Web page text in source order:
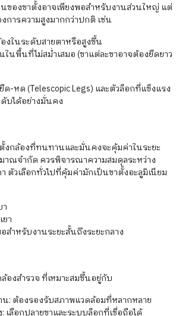
ของขาตั้งอาจเพียงพอสำหรับงานส่วนใหญ่ แต่
ารความสูงมากกว่าปกติ เช่น
งในระดับสายตาหรือสูงขึ้น
ในพื้นที่ไม่สม่ำเสมอ (ขาแต่ละขาอาจต้องยืดยาว
-หด (Telescopic Legs) และตัวล็อกที่แข็งแรง
บได้อย่างมั่นคง
งกล้องที่ทนทานและมั่นคงจะคุ้มค่าในระยะ
าณจำกัด ควรพิจารณาความสมดุลระหว่าง
ตัวเลือกทั่วไปที่คุ้มค่ามักเป็นขาตั้งอะลูมิเนียม
า
สำหรับงานระยะสั้นถึงระยะกลาง
องสำรวจ ที่เหมาะสมขึ้นอยู่กับ
: ต้องรองรับสภาพแวดล้อมที่หลากหลาย
เลือกปลายขาและระบบล็อกที่เชื่อถือได้